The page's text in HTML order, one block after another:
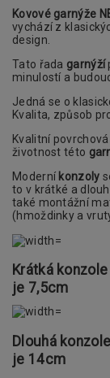
Kovové garnýže
vychází z
design.
Tato řada garnýží
minulostí a
Jedná se o
Kvalita, způsob
Kvalitní
životnost této
Moderní konzoly
to v krátké a
také montážní
(hmoždinky a
Krátká
je 7,5cm
Dlouhá
je 14cm